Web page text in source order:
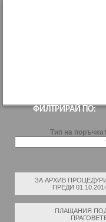
ФИЛТРИРАЙ ПО:
Тип на
ЗА АРХИВ
ПРЕДИ
ПЛАЩАНИЯ